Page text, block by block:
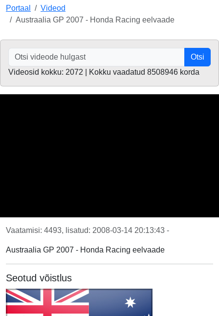
Portaal
Videod
Austraalia GP 2007 - Honda Racing eelvaade
Otsi
Videosid kokku: 2072 | Kokku vaadatud 8508946 korda
Vaatamisi: 4493, lisatud: 2008-03-14 20:13:43 -
Austraalia GP 2007 - Honda Racing eelvaade
Seotud võistlus